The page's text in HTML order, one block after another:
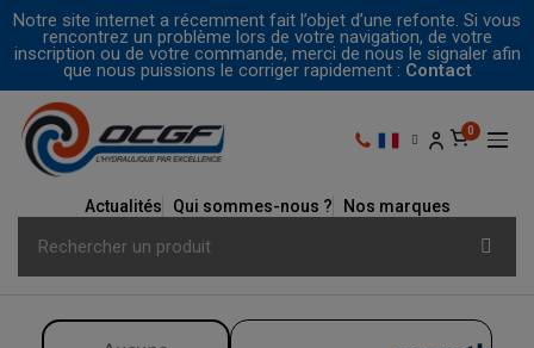
Notre site internet a récemment fait l’objet d’une refonte. Si vous
rencontrez un problème lors de votre navigation, de votre
inscription ou de votre commande, merci de nous le signaler afin
que nous puissions le corriger rapidement : Contact
Actualités Qui sommes-nous ? Nos marques